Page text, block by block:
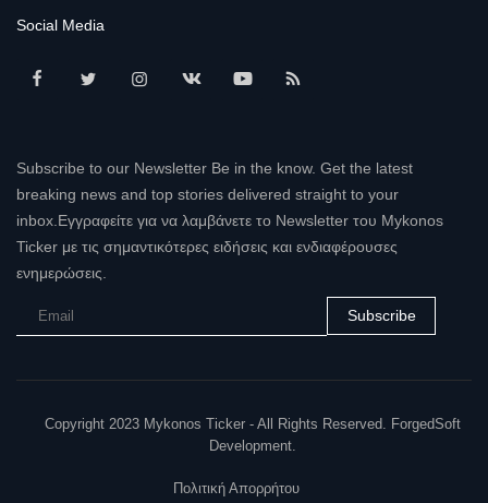
Social Media
Subscribe to our Newsletter Be in the know. Get the latest
breaking news and top stories delivered straight to your
inbox.Εγγραφείτε για να λαμβάνετε το Newsletter του Mykonos
Ticker με τις σημαντικότερες ειδήσεις και ενδιαφέρουσες
ενημερώσεις.
Subscribe
Copyright 2023 Mykonos Ticker - All Rights Reserved. ForgedSoft
Development.
Πολιτική Απορρήτου